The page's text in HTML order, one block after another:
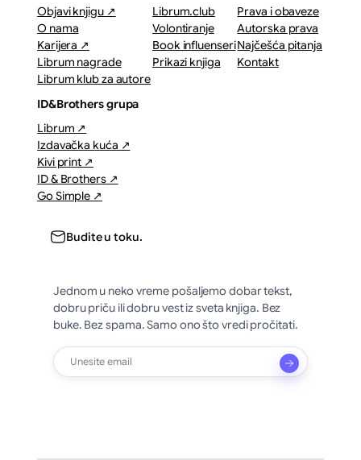
Objavi knjigu ↗
O nama
Karijera ↗
Librum nagrade
Librum klub za autore
Librum.club
Volontiranje
Book influenseri
Prikazi knjiga
Prava i obaveze
Autorska prava
Najčešća pitanja
Kontakt
ID&Brothers grupa
Librum ↗
Izdavačka kuća ↗
Kivi print ↗
ID & Brothers ↗
Go Simple ↗
Budite u toku.
Jednom u neko vreme pošaljemo dobar tekst,
dobru priču ili dobru vest iz sveta knjiga. Bez
buke. Bez spama. Samo ono što vredi pročitati.